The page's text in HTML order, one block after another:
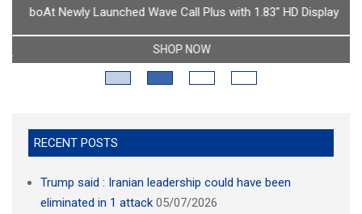
boAt Newly Launched Wave Call Plus with 1.83" HD Display
SHOP NOW
RECENT POSTS
Trump said : Iranian leadership could have been
eliminated in 1 attack 05/07/2026